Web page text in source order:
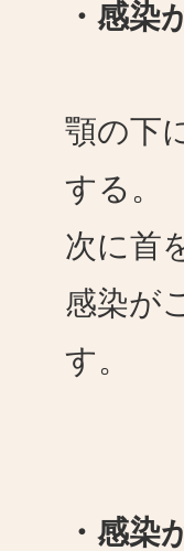
・感染
顎の下
する。
次に首
感染が
す。
・感染